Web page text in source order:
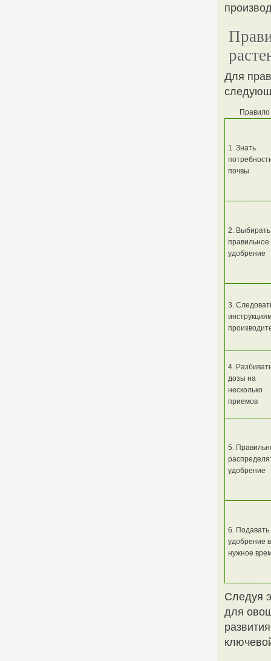
Для
Правило
1. Знать
почвы
2. Выбирать
правильное
удобрение
3.
4.
дозы на
несколько
приемов
5.
удобрение
6. Подавать
удобрение в
нужное
Следуя
для